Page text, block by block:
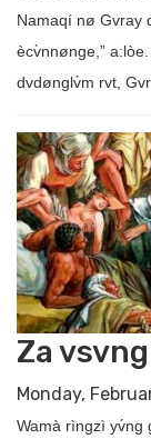
Namaqí nø Gvray
ècv̀nnønge,”
dvdønglv́m rvt,
Za
Monday,
Wamà rìngzì yv́ng